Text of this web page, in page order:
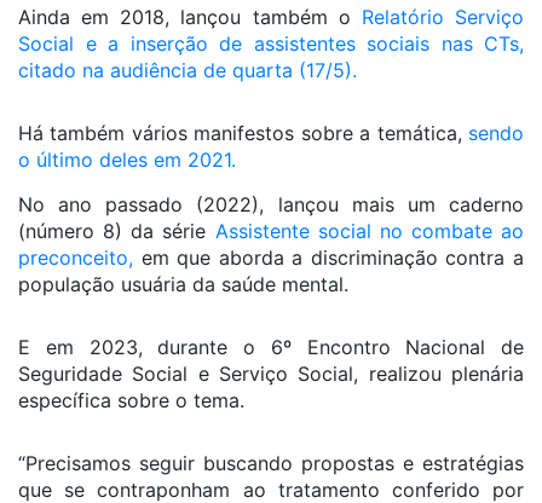
Ainda em 2018, lançou também o Relatório Serviço
Social e a inserção de assistentes sociais nas CTs,
citado na audiência de quarta (17/5).
Há também vários manifestos sobre a temática, sendo
o último deles em 2021.
No ano passado (2022), lançou mais um caderno
(número 8) da série Assistente social no combate ao
preconceito, em que aborda a discriminação contra a
população usuária da saúde mental.
E em 2023, durante o 6º Encontro Nacional de
Seguridade Social e Serviço Social, realizou plenária
específica sobre o tema.
“Precisamos seguir buscando propostas e estratégias
que se contraponham ao tratamento conferido por